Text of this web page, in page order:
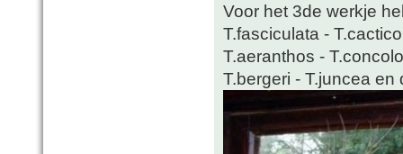
Voor het 3de werkje
T.fasciculata -
T.aeranthos -
T.bergeri - T.juncea en